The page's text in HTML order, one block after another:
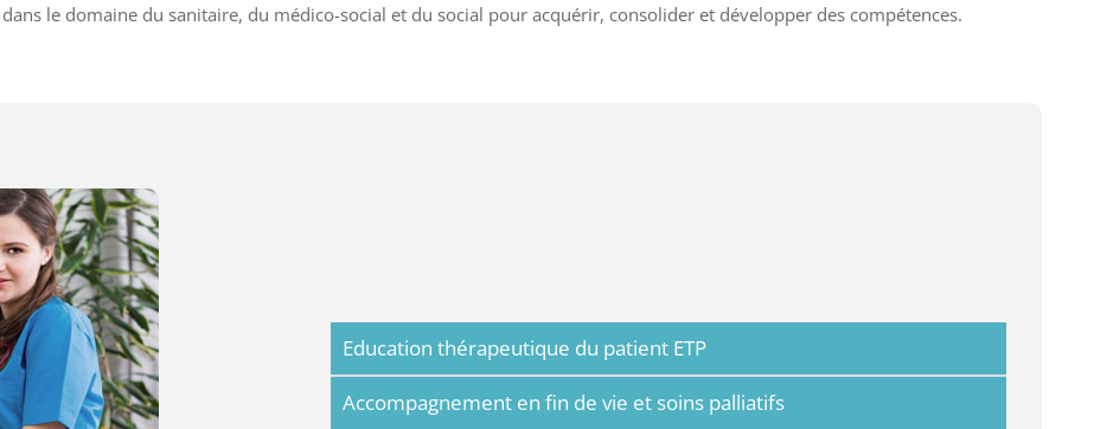
le domaine du sanitaire, du médico-social et du social pour acquérir, consolider et développer des compétences.
Education thérapeutique du patient ETP
Accompagnement en fin de vie et soins palliatifs